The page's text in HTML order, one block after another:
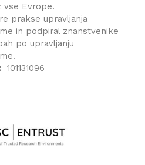
vse Evrope.
prakse upravljanja
in podpiral znanstvenike
po upravljanju
101131096